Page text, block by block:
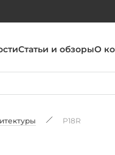
Статьи и обзорыО
P18R